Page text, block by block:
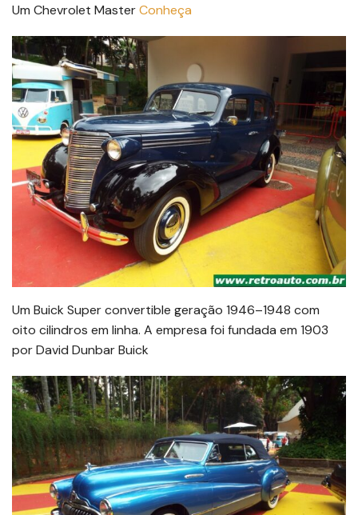
Um Chevrolet MasterConheça
Um Buick Super convertible geração 1946–1948 com
oito cilindros em linha. A empresa foi fundada em 1903
por David Dunbar Buick